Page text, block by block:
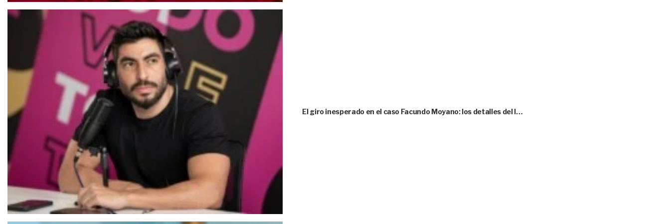
El giro inesperado en el caso Facundo Moyano: los detalles del l…